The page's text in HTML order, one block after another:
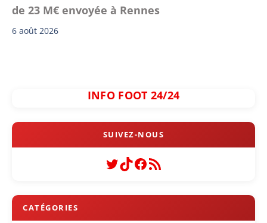
de 23 M€ envoyée à Rennes
6 août 2026
INFO FOOT 24/24
Twitter
TikTok
Facebook
Flux RSS